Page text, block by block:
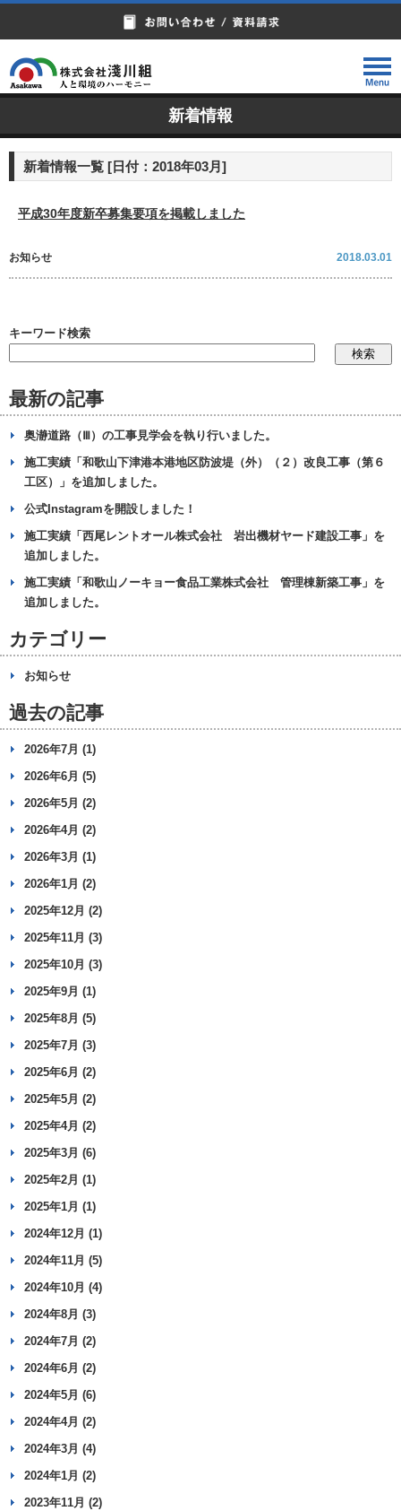
新着情報
新着情報一覧 [日付：2018年03月]
平成30年度新卒募集要項を掲載しました
お知らせ 2018.03.01
キーワード検索
最新の記事
奥瀞道路（Ⅲ）の工事見学会を執り行いました。
施工実績「和歌山下津港本港地区防波堤（外）（２）改良工事（第６
工区）」を追加しました。
公式Instagramを開設しました！
施工実績「西尾レントオール株式会社 岩出機材ヤード建設工事」を
追加しました。
施工実績「和歌山ノーキョー食品工業株式会社 管理棟新築工事」を
追加しました。
カテゴリー
お知らせ
過去の記事
2026年7月 (1)
2026年6月 (5)
2026年5月 (2)
2026年4月 (2)
2026年3月 (1)
2026年1月 (2)
2025年12月 (2)
2025年11月 (3)
2025年10月 (3)
2025年9月 (1)
2025年8月 (5)
2025年7月 (3)
2025年6月 (2)
2025年5月 (2)
2025年4月 (2)
2025年3月 (6)
2025年2月 (1)
2025年1月 (1)
2024年12月 (1)
2024年11月 (5)
2024年10月 (4)
2024年8月 (3)
2024年7月 (2)
2024年6月 (2)
2024年5月 (6)
2024年4月 (2)
2024年3月 (4)
2024年1月 (2)
2023年11月 (2)